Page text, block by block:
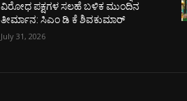
ವಿರೋಧ ಪಕ್ಷಗಳ ಸಲಹೆ ಬಳಿಕ ಮುಂದಿನ
ತೀರ್ಮಾನ: ಸಿಎಂ ಡಿ ಕೆ ಶಿವಕುಮಾರ್
July 31, 2026